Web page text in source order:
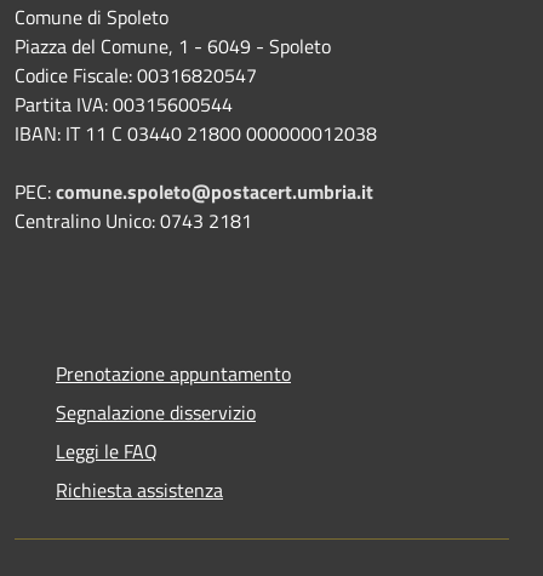
Comune di Spoleto
Piazza del Comune, 1 - 6049 - Spoleto
Codice Fiscale: 00316820547
Partita IVA: 00315600544
IBAN: IT 11 C 03440 21800 000000012038
PEC:comune.spoleto@postacert.umbria.it
Centralino Unico: 0743 2181
Prenotazione appuntamento
Segnalazione disservizio
Leggi le FAQ
Richiesta assistenza